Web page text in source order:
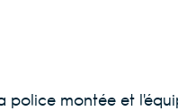
police montée et